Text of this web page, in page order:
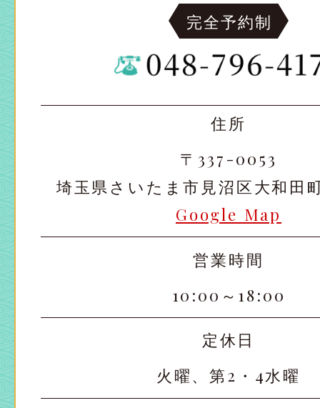
完全予約制
住所
〒337-0053
埼玉県さいたま市見沼区大和田
Google Map
営業時間
10:00～18:00
定休日
火曜、第2・4水曜